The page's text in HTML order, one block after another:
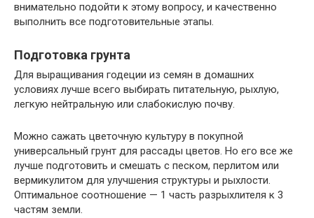
внимательно подойти к этому вопросу, и качественно
выполнить все подготовительные этапы.
Подготовка грунта
Для выращивания годеции из семян в домашних
условиях лучше всего выбирать питательную, рыхлую,
легкую нейтральную или слабокислую почву.
Можно сажать цветочную культуру в покупной
универсальный грунт для рассады цветов. Но его все же
лучше подготовить и смешать с песком, перлитом или
вермикулитом для улучшения структуры и рыхлости.
Оптимальное соотношение — 1 часть разрыхлителя к 3
частям земли.